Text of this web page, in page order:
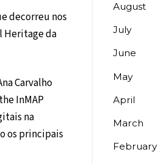
decorreu nos
Heritage da
Carvalho
InMAP
na
os principais
August
July
June
May
April
March
February